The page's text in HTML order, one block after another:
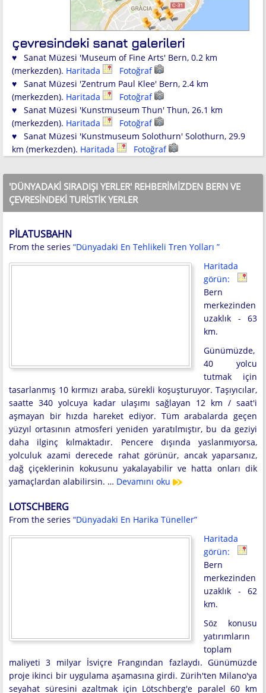
çevresindeki sanat galerileri
♥ Sanat Müzesi 'Museum of Fine Arts' Bern, 0.2 km
(merkezden). Haritada
Fotoğraf
♥ Sanat Müzesi 'Zentrum Paul Klee' Bern, 2.4 km
(merkezden). Haritada
Fotoğraf
♥ Sanat Müzesi 'Kunstmuseum Thun' Thun, 26.1 km
(merkezden). Haritada
Fotoğraf
♥ Sanat Müzesi 'Kunstmuseum Solothurn' Solothurn, 29.9
km (merkezden). Haritada Fotoğraf
'DÜNYADAKI SIRADIŞI YERLER' REHBERIMIZDEN BERN VE
ÇEVRESINDEKI TURISTIK YERLER
PILATUSBAHN
From the series “Dünyadaki En Tehlikeli Tren Yolları ”
Haritada
görün:
Bern
merkezinden
uzaklık - 63
km.
Günümüzde,
40 yolcu
tutmak için
tasarlanmış 10 kırmızı araba, sürekli koşuşturuyor. Taşıyıcılar,
saatte 340 yolcuya kadar ulaşımı sağlayan 12 km / saat'i
aşmayan bir hızda hareket ediyor. Tüm arabalarda geçen
yüzyıl ortasının atmosferi yeniden yaratılmıştır, bu da geziyi
daha ilginç kılmaktadır. Pencere dışında yaslanmıyorsa,
yolculuk azami derecede rahat görünür, ancak yaparsanız,
dağ çiçeklerinin kokusunu yakalayabilir ve hatta onları dik
yamaçlardan alabilirsin. … Devamını oku
LOTSCHBERG
From the series “Dünyadaki En Harika Tüneller”
Haritada
görün:
Bern
merkezinden
uzaklık - 62
km.
Söz konusu
yatırımların
toplam
maliyeti 3 milyar İsviçre Frangından fazlaydı. Günümüzde
proje ikinci bir uygulama aşamasına girdi. Zürih'ten Milano'ya
seyahat süresini azaltmak için Lötschberg'e paralel 60 km